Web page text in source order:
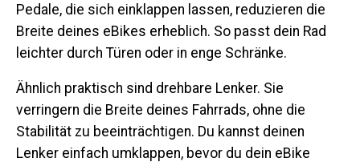
Pedale, die sich einklappen lassen, reduzieren die
Breite deines eBikes erheblich. So passt dein Rad
leichter durch Türen oder in enge Schränke.
Ähnlich praktisch sind drehbare Lenker. Sie
verringern die Breite deines Fahrrads, ohne die
Stabilität zu beeinträchtigen. Du kannst deinen
Lenker einfach umklappen, bevor du dein eBike